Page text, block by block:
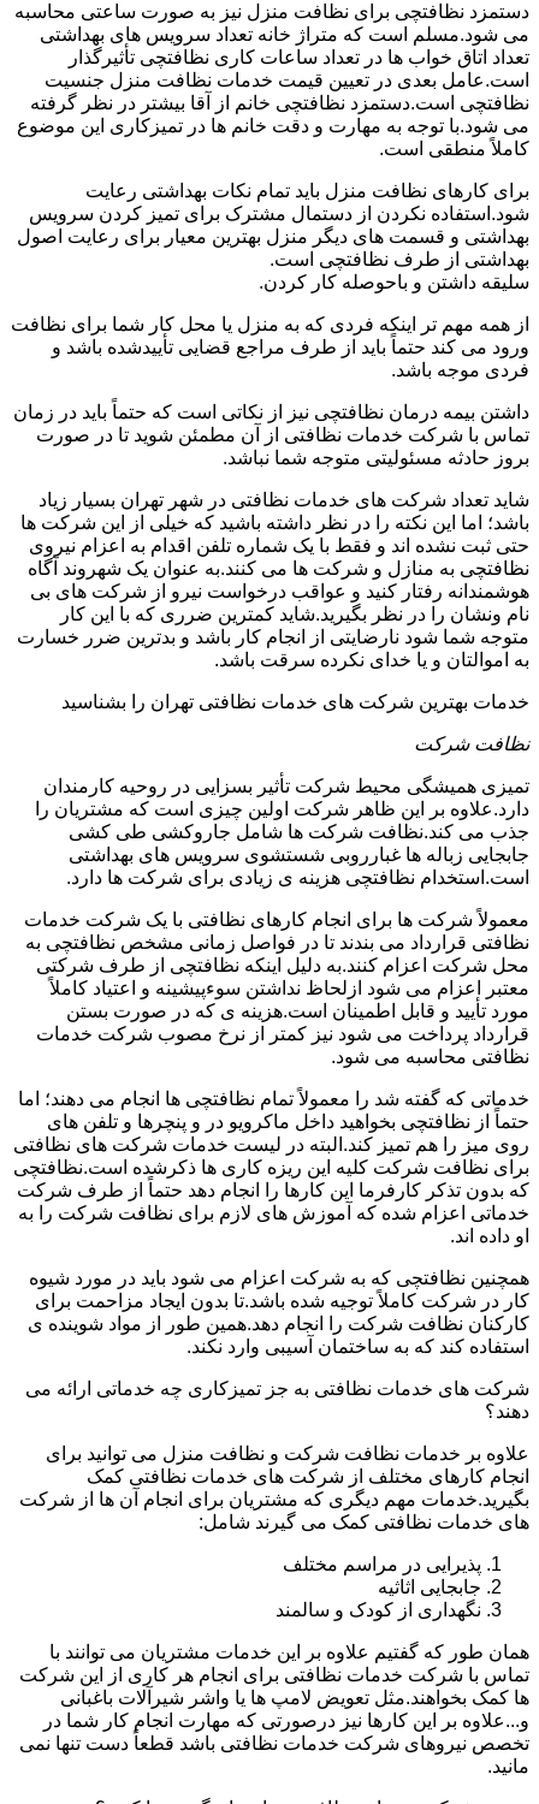
دستمزد نظافتچی برای نظافت منزل نیز به صورت ساعتی محاسبه
می شود.مسلم است که متراژ خانه تعداد سرویس های بهداشتی
تعداد اتاق خواب ها در تعداد ساعات کاری نظافتچی تأثیرگذار
است.عامل بعدی در تعیین قیمت خدمات نظافت منزل جنسیت
نظافتچی است.دستمزد نظافتچی خانم از آقا بیشتر در نظر گرفته
می شود.با توجه به مهارت و دقت خانم ها در تمیزکاری این موضوع
کاملاً منطقی است.
برای کارهای نظافت منزل باید تمام نکات بهداشتی رعایت
شود.استفاده نکردن از دستمال مشترک برای تمیز کردن سرویس
بهداشتی و قسمت های دیگر منزل بهترین معیار برای رعایت اصول
بهداشتی از طرف نظافتچی است.
سلیقه داشتن و باحوصله کار کردن.
از همه مهم تر اینکه فردی که به منزل یا محل کار شما برای نظافت
ورود می کند حتماً باید از طرف مراجع قضایی تأییدشده باشد و
فردی موجه باشد.
داشتن بیمه درمان نظافتچی نیز از نکاتی است که حتماً باید در زمان
تماس با شرکت خدمات نظافتی از آن مطمئن شوید تا در صورت
بروز حادثه مسئولیتی متوجه شما نباشد.
شاید تعداد شرکت های خدمات نظافتی در شهر تهران بسیار زیاد
باشد؛ اما این نکته را در نظر داشته باشید که خیلی از این شرکت ها
حتی ثبت نشده اند و فقط با یک شماره تلفن اقدام به اعزام نیروی
نظافتچی به منازل و شرکت ها می کنند.به عنوان یک شهروند آگاه
هوشمندانه رفتار کنید و عواقب درخواست نیرو از شرکت های بی
نام ونشان را در نظر بگیرید.شاید کمترین ضرری که با این کار
متوجه شما شود نارضایتی از انجام کار باشد و بدترین ضرر خسارت
به اموالتان و یا خدای نکرده سرقت باشد.
خدمات بهترین شرکت های خدمات نظافتی تهران را بشناسید
نظافت شرکت
تمیزی همیشگی محیط شرکت تأثیر بسزایی در روحیه کارمندان
دارد.علاوه بر این ظاهر شرکت اولین چیزی است که مشتریان را
جذب می کند.نظافت شرکت ها شامل جاروکشی طی کشی
جابجایی زباله ها غبارروبی شستشوی سرویس های بهداشتی
است.استخدام نظافتچی هزینه ی زیادی برای شرکت ها دارد.
معمولاً شرکت ها برای انجام کارهای نظافتی با یک شرکت خدمات
نظافتی قرارداد می بندند تا در فواصل زمانی مشخص نظافتچی به
محل شرکت اعزام کنند.به دلیل اینکه نظافتچی از طرف شرکتی
معتبر اعزام می شود ازلحاظ نداشتن سوءپیشینه و اعتیاد کاملاً
مورد تأیید و قابل اطمینان است.هزینه ی که در صورت بستن
قرارداد پرداخت می شود نیز کمتر از نرخ مصوب شرکت خدمات
نظافتی محاسبه می شود.
خدماتی که گفته شد را معمولاً تمام نظافتچی ها انجام می دهند؛ اما
حتماً از نظافتچی بخواهید داخل ماکرویو در و پنچرها و تلفن های
روی میز را هم تمیز کند.البته در لیست خدمات شرکت های نظافتی
برای نظافت شرکت کلیه این ریزه کاری ها ذکرشده است.نظافتچی
که بدون تذکر کارفرما این کارها را انجام دهد حتماً از طرف شرکت
خدماتی اعزام شده که آموزش های لازم برای نظافت شرکت را به
او داده اند.
همچنین نظافتچی که به شرکت اعزام می شود باید در مورد شیوه
کار در شرکت کاملاً توجیه شده باشد.تا بدون ایجاد مزاحمت برای
کارکنان نظافت شرکت را انجام دهد.همین طور از مواد شوینده ی
استفاده کند که به ساختمان آسیبی وارد نکند.
شرکت های خدمات نظافتی به جز تمیزکاری چه خدماتی ارائه می
دهند؟
علاوه بر خدمات نظافت شرکت و نظافت منزل می توانید برای
انجام کارهای مختلف از شرکت های خدمات نظافتی کمک
بگیرید.خدمات مهم دیگری که مشتریان برای انجام آن ها از شرکت
های خدمات نظافتی کمک می گیرند شامل:
پذیرایی در مراسم مختلف
جابجایی اثاثیه
نگهداری از کودک و سالمند
همان طور که گفتیم علاوه بر این خدمات مشتریان می توانند با
تماس با شرکت خدمات نظافتی برای انجام هر کاری از این شرکت
ها کمک بخواهند.مثل تعویض لامپ ها یا واشر شیرآلات باغبانی
و...علاوه بر این کارها نیز درصورتی که مهارت انجام کار شما در
تخصص نیروهای شرکت خدمات نظافتی باشد قطعاً دست تنها نمی
مانید.